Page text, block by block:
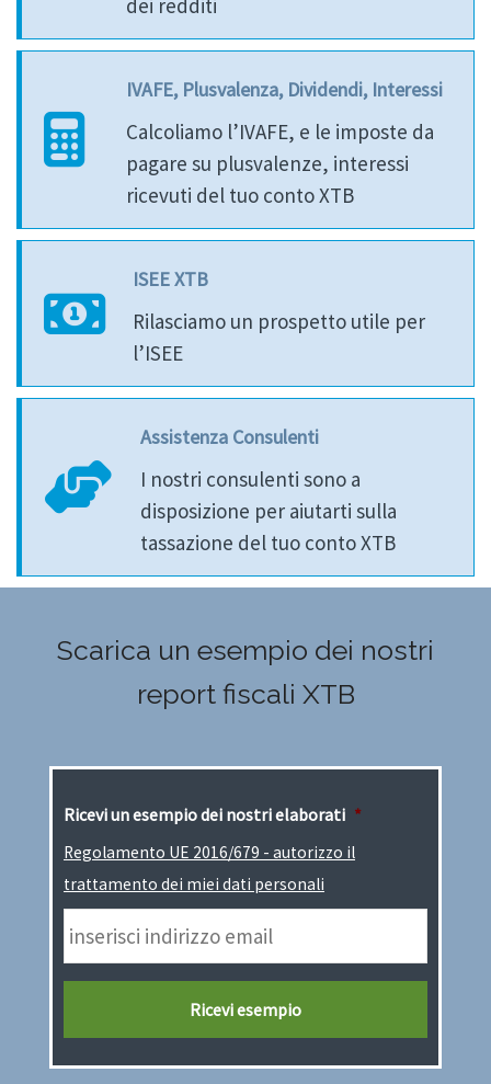
dei redditi
IVAFE, Plusvalenza, Dividendi, Interessi
Calcoliamo l’IVAFE, e le imposte da
pagare su plusvalenze, interessi
ricevuti del tuo conto XTB
ISEE XTB
Rilasciamo un prospetto utile per
l’ISEE
Assistenza Consulenti
I nostri consulenti sono a
disposizione per aiutarti sulla
tassazione del tuo conto XTB
Scarica un esempio dei nostri
report fiscali XTB
Ricevi un esempio dei nostri elaborati *
Regolamento UE 2016/679 - autorizzo il
trattamento dei miei dati personali